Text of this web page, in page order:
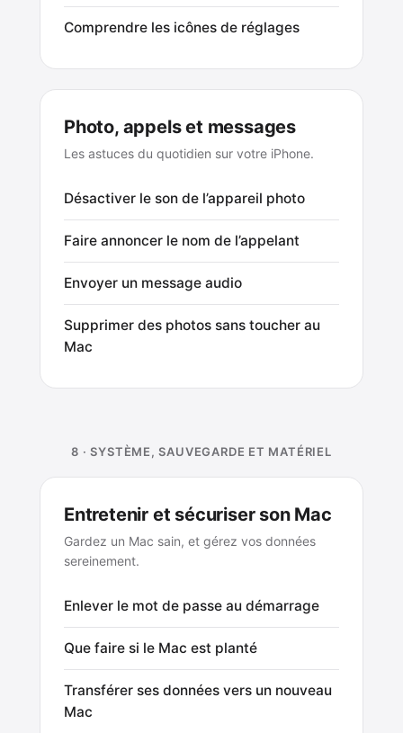
Comprendre les icônes de réglages
Photo, appels et messages
Les astuces du quotidien sur votre iPhone.
Désactiver le son de l’appareil photo
Faire annoncer le nom de l’appelant
Envoyer un message audio
Supprimer des photos sans toucher au
Mac
8 · SYSTÈME, SAUVEGARDE ET MATÉRIEL
Entretenir et sécuriser son Mac
Gardez un Mac sain, et gérez vos données
sereinement.
Enlever le mot de passe au démarrage
Que faire si le Mac est planté
Transférer ses données vers un nouveau
Mac